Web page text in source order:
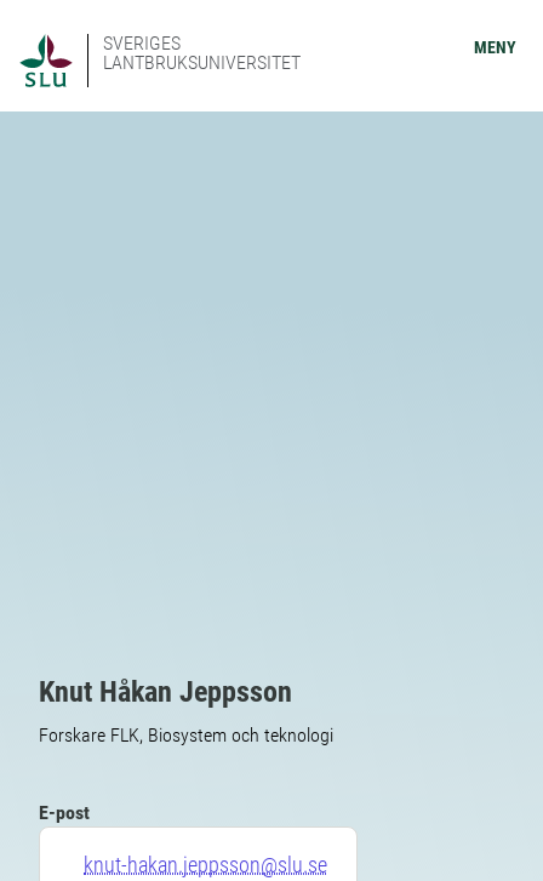
SVERIGES
LANTBRUKSUNIVERSITET
MENY
Knut Håkan Jeppsson
Forskare FLK, Biosystem och teknologi
E-post
knut-hakan.jeppsson@slu.se